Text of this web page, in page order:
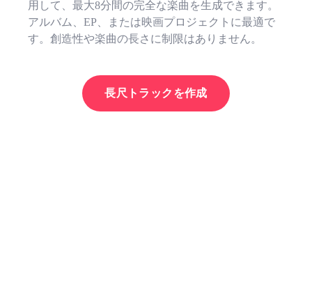
用して、最大8分間の完全な楽曲を生成できます。
アルバム、EP、または映画プロジェクトに最適で
す。創造性や楽曲の長さに制限はありません。
長尺トラックを作成